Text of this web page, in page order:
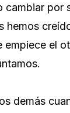
cambiar por
hemos
empiece el
demás